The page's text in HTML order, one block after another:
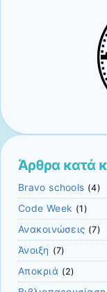
Άρθρα κατά
Bravo schools (4)
Code Week (1)
Ανακοινώσεις (7)
Άνοιξη (7)
Αποκριά (2)